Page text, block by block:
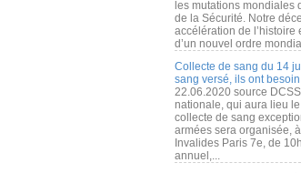
les mutations mondiales
de la Sécurité. Notre
accélération de l’histoire
d’un nouvel ordre
Collecte de sang du 14
sang versé, ils ont
22.06.2020 source
nationale, qui aura lieu
collecte de sang
armées sera organisée,
Invalides Paris 7e, de
annuel,...